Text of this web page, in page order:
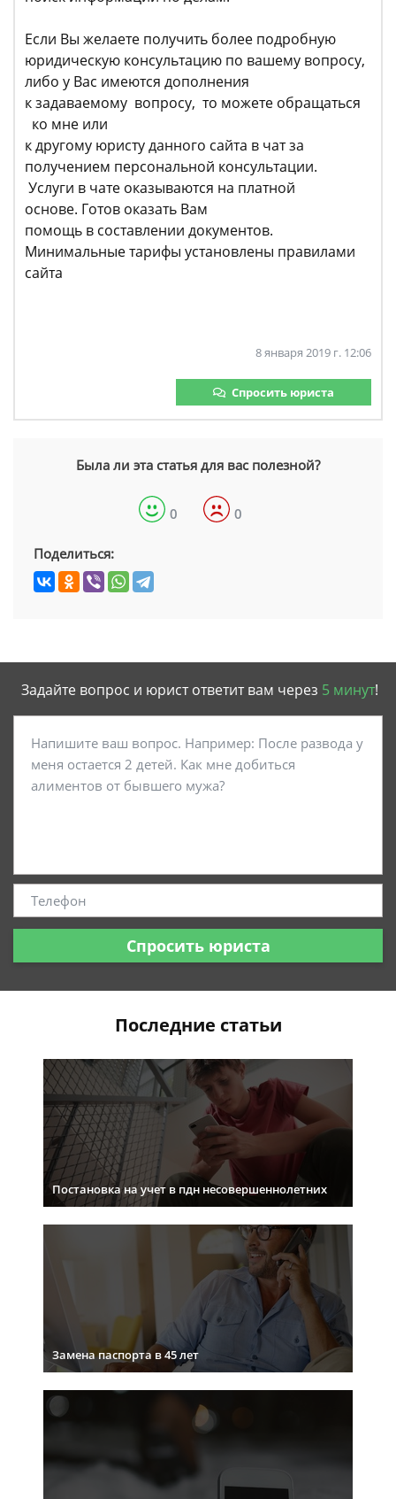
Если Вы желаете получить более подробную
юридическую консультацию по вашему вопросу,
либо у Вас имеются дополнения
к задаваемому вопросу, то можете обращаться
ко мне или
к другому юристу данного сайта в чат за
получением персональной консультации.
Услуги в чате оказываются на платной
основе. Готов оказать Вам
помощь в составлении документов.
Минимальные тарифы установлены правилами
сайта
8 января 2019 г. 12:06
Спросить юриста
Была ли эта статья для вас полезной?
0 0
Поделиться:
Задайте вопрос и юрист ответит вам через 5 минут!
Спросить юриста
Последние статьи
Постановка на учет в пдн несовершеннолетних
Замена паспорта в 45 лет